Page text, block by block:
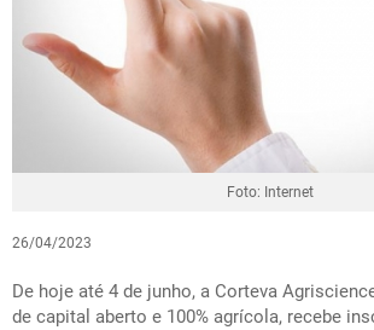
Foto: Internet
26/04/2023
De hoje até 4 de junho, a Corteva
de capital aberto e 100% agrícola, recebe